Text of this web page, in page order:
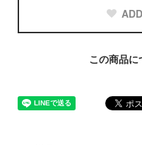
この商品に